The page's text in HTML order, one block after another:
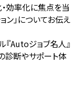
効率化に焦点を当
ン」についてお伝え
『Autoジョブ名人』
診断やサポート体